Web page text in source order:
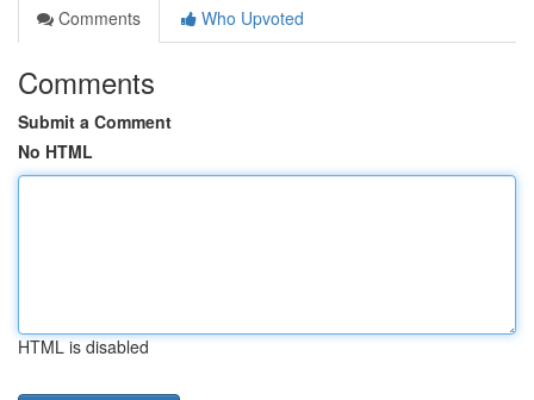
Comments
Who Upvoted
Comments
Submit a Comment
No HTML
HTML is disabled